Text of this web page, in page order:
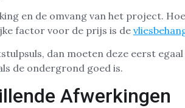
en de omvang van het project.
factor voor de prijs is de
dan moeten deze eerst
de ondergrond goed is.
Afwerkingen